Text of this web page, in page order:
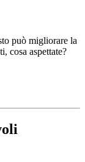
può migliorare la
cosa aspettate?